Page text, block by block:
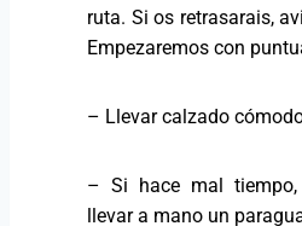
ruta. Si os retrasarais,
Empezaremos con
– Llevar calzado
– Si hace mal tiempo,
llevar a mano un